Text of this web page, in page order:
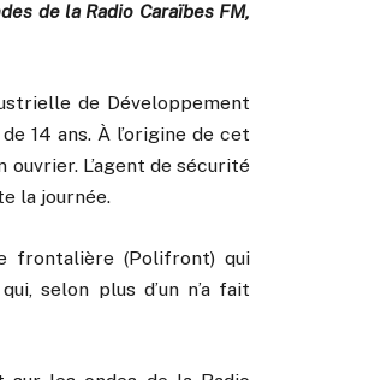
de la Radio Caraïbes FM,
de Développement
14 ans. À l’origine de cet
L’agent de sécurité
la journée.
frontalière (Polifront) qui
selon plus d’un n’a fait